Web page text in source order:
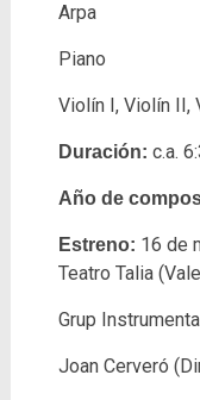
Arpa
Piano
Violín I, Violín II,
Duración: c.a.
Año de
Estreno: 16 de
Teatro Talia
Grup
Joan Cerveró